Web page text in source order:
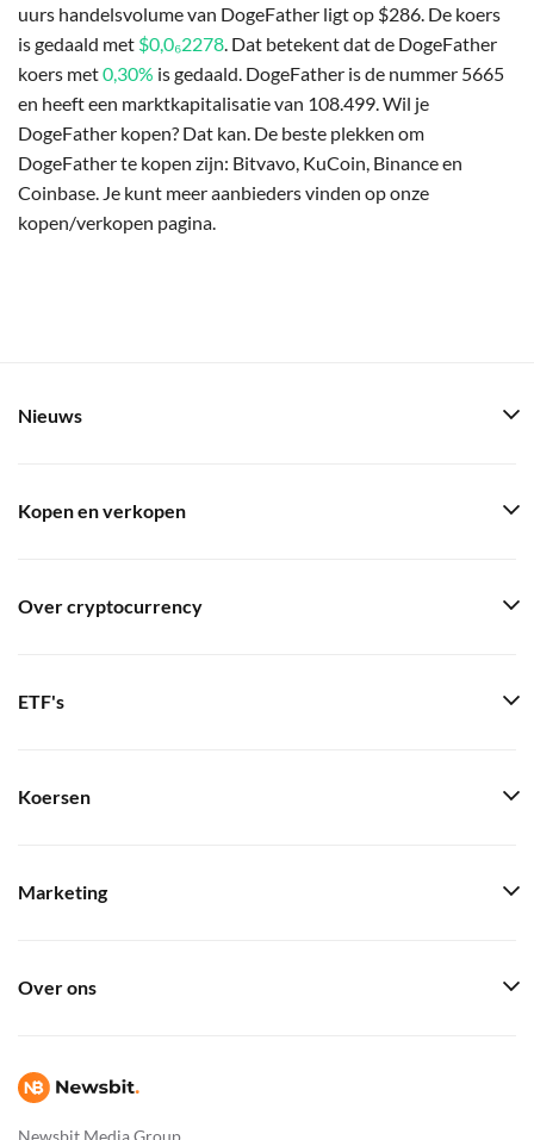
uurs handelsvolume van DogeFather ligt op $286. De koers
is gedaald met $0,0₆2278. Dat betekent dat de DogeFather
koers met0,30% is gedaald. DogeFather is de nummer 5665
en heeft een marktkapitalisatie van 108.499. Wil je
DogeFather kopen? Dat kan. De beste plekken om
DogeFather te kopen zijn: Bitvavo, KuCoin, Binance en
Coinbase. Je kunt meer aanbieders vinden op onze
kopen/verkopen pagina.
Newsbit Media Group
Nieuws
Kopen en verkopen
Over cryptocurrency
ETF's
Koersen
Marketing
Over ons